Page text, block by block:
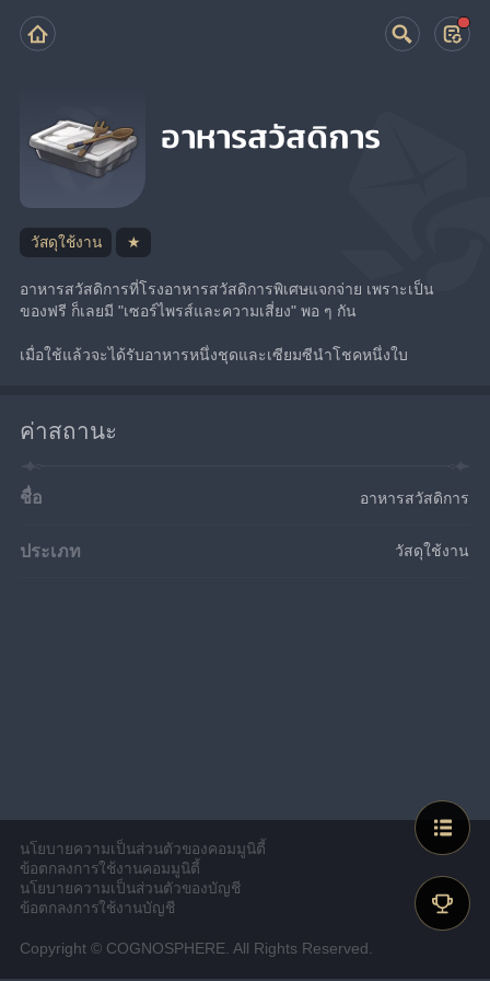
อาหารสวัสดิการ
วัสดุใช้งาน ★
อาหารสวัสดิการที่โรงอาหารสวัสดิการพิเศษแจกจ่าย เพราะเป็น
ของฟรี ก็เลยมี "เซอร์ไพรส์และความเสี่ยง" พอ ๆ กัน
เมื่อใช้แล้วจะได้รับอาหารหนึ่งชุดและเซียมซีนำโชคหนึ่งใบ
ค่าสถานะ
ชื่อ อาหารสวัสดิการ
ประเภท วัสดุใช้งาน
นโยบายความเป็นส่วนตัวของคอมมูนิตี้
ข้อตกลงการใช้งานคอมมูนิตี้
นโยบายความเป็นส่วนตัวของบัญชี
ข้อตกลงการใช้งานบัญชี
Copyright © COGNOSPHERE. All Rights Reserved.